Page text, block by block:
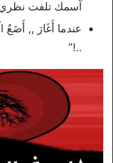
ﺁﺳﻤﻚ ﺗﻠﻔﺖ
عندما أَغَارَ ,,
..!”